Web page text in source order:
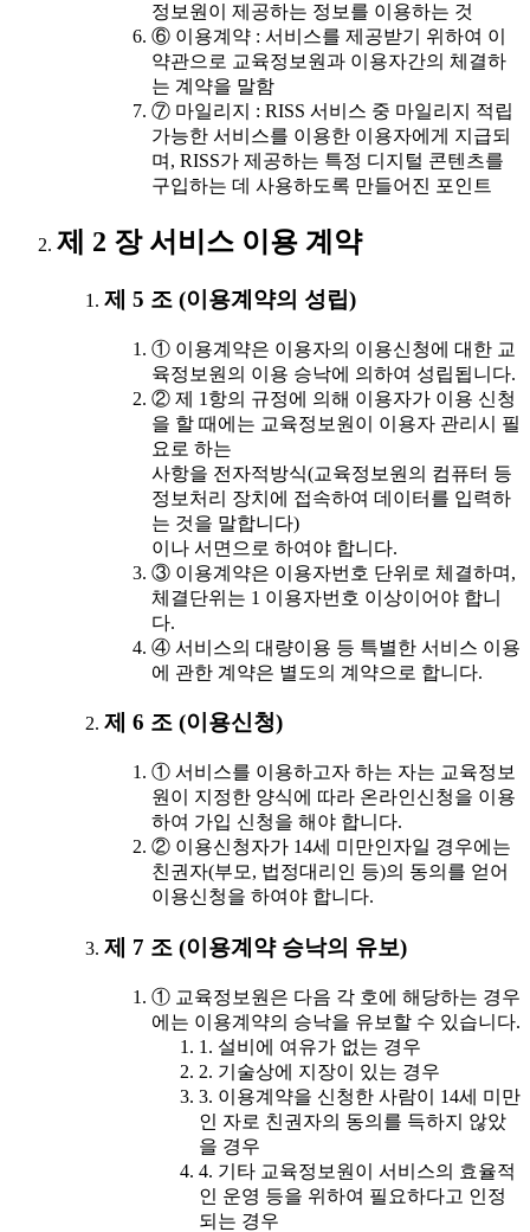
정보원이 제공하는 정보를 이용하는 것
⑥ 이용계약 : 서비스를 제공받기 위하여 이
약관으로 교육정보원과 이용자간의 체결하
는 계약을 말함
⑦ 마일리지 : RISS 서비스 중 마일리지 적립
가능한 서비스를 이용한 이용자에게 지급되
며, RISS가 제공하는 특정 디지털 콘텐츠를
구입하는 데 사용하도록 만들어진 포인트
제 2 장 서비스 이용 계약
제 5 조 (이용계약의 성립)
① 이용계약은 이용자의 이용신청에 대한 교
육정보원의 이용 승낙에 의하여 성립됩니다.
② 제 1항의 규정에 의해 이용자가 이용 신청
을 할 때에는 교육정보원이 이용자 관리시 필
요로 하는
사항을 전자적방식(교육정보원의 컴퓨터 등
정보처리 장치에 접속하여 데이터를 입력하
는 것을 말합니다)
이나 서면으로 하여야 합니다.
③ 이용계약은 이용자번호 단위로 체결하며,
체결단위는 1 이용자번호 이상이어야 합니
다.
④ 서비스의 대량이용 등 특별한 서비스 이용
에 관한 계약은 별도의 계약으로 합니다.
제 6 조 (이용신청)
① 서비스를 이용하고자 하는 자는 교육정보
원이 지정한 양식에 따라 온라인신청을 이용
하여 가입 신청을 해야 합니다.
② 이용신청자가 14세 미만인자일 경우에는
친권자(부모, 법정대리인 등)의 동의를 얻어
이용신청을 하여야 합니다.
제 7 조 (이용계약 승낙의 유보)
① 교육정보원은 다음 각 호에 해당하는 경우
에는 이용계약의 승낙을 유보할 수 있습니다.
1. 설비에 여유가 없는 경우
2. 기술상에 지장이 있는 경우
3. 이용계약을 신청한 사람이 14세 미만
인 자로 친권자의 동의를 득하지 않았
을 경우
4. 기타 교육정보원이 서비스의 효율적
인 운영 등을 위하여 필요하다고 인정
되는 경우